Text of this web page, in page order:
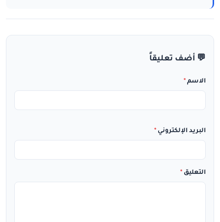
💬 أضف تعليقاً
الاسم *
البريد الإلكتروني *
التعليق *